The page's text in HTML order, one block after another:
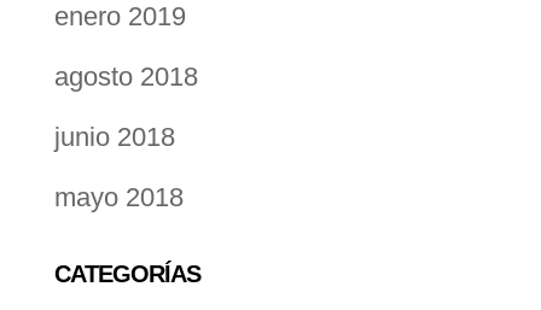
enero 2019
agosto 2018
junio 2018
mayo 2018
CATEGORÍAS